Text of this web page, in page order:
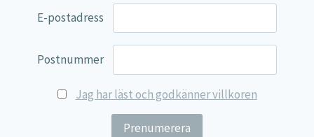
Kenkou Selfcare
E-postadress
Postnummer
Jag har läst och godkänner villkoren